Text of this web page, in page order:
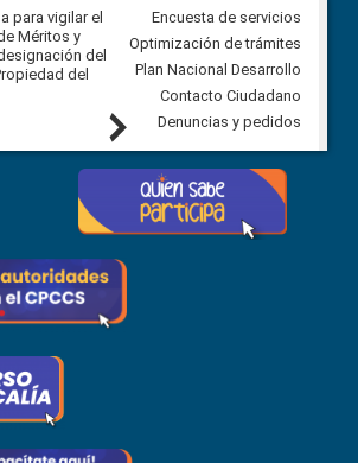
para vigilar el
Méritos y
del
del
Veeduría Ciudadana para
construcción del asfaltado de
Ballenita del cantón Santa
7 agosto, 2026
Next
Encuesta de servicios
Optimización de trámites
Plan Nacional Desarrollo
Contacto Ciudadano
Denuncias y pedidos